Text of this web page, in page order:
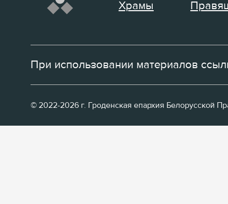
Храмы
При использовании материалов
© 2022-2026 г. Гроденская епархия Белорусской